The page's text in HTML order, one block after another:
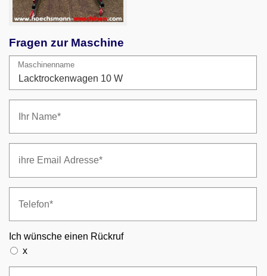
Fragen zur Maschine
Maschinenname
Ich wünsche einen Rückruf
x